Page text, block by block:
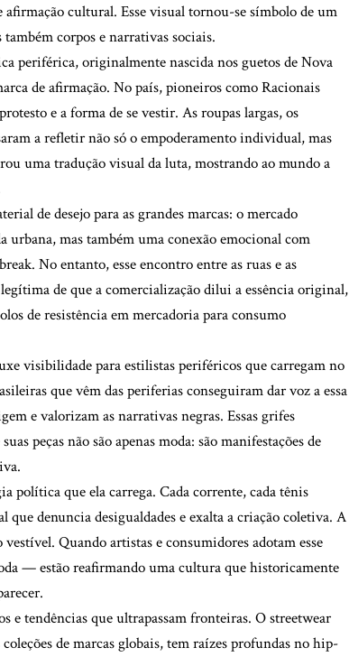
cultural. Esse visual tornou-se símbolo de um
corpos e narrativas sociais.
periférica, originalmente nascida nos guetos de Nova
de afirmação. No país, pioneiros como Racionais
e a forma de se vestir. As roupas largas, os
a refletir não só o empoderamento individual, mas
uma tradução visual da luta, mostrando ao mundo a
de desejo para as grandes marcas: o mercado
urbana, mas também uma conexão emocional com
No entanto, esse encontro entre as ruas e as
de que a comercialização dilui a essência original,
de resistência em mercadoria para consumo
visibilidade para estilistas periféricos que carregam no
que vêm das periferias conseguiram dar voz a essa
e valorizam as narrativas negras. Essas grifes
peças não são apenas moda: são manifestações de
política que ela carrega. Cada corrente, cada tênis
denuncia desigualdades e exalta a criação coletiva. A
Quando artistas e consumidores adotam esse
— estão reafirmando uma cultura que historicamente
e tendências que ultrapassam fronteiras. O streetwear
de marcas globais, tem raízes profundas no hip-